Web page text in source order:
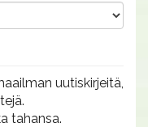
uutiskirjeitä,
tahansa.